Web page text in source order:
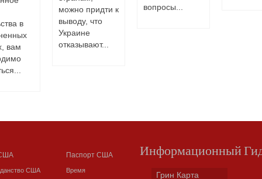
в
вам
можно придти к
выводу, что
Украине
отказывают...
вопросы...
США
Паспорт США
Время
Информационный
Грин Карта